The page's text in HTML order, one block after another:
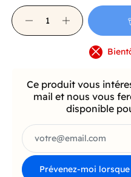
Ce produit vous
mail et nous vous
disponible
Prévenez-moi